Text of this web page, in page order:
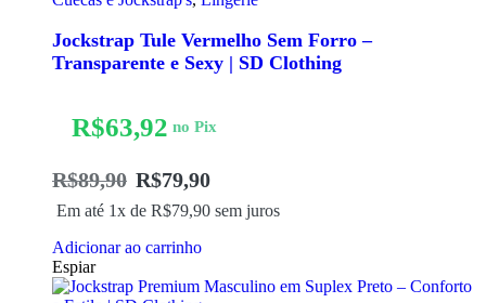
Jockstrap Tule Vermelho Sem Forro –
Transparente e Sexy | SD Clothing
R$89,90 R$79,90
Em até 1x de R$79,90 sem juros
R$63,92 no Pix
Adicionar ao carrinho
Espiar